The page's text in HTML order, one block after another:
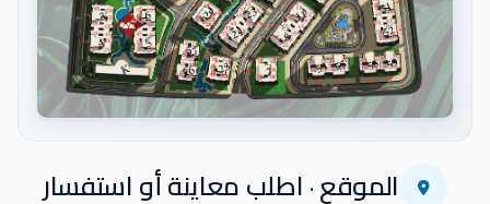
اضغط للتكبيرالموقع · اطلب معاينة أو استفسار